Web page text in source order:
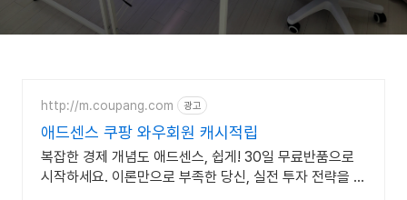
http://m.coupang.com 광고
애드센스 쿠팡 와우회원 캐시적립
복잡한 경제 개념도 애드센스, 쉽게! 30일 무료반품으로
시작하세요. 이론만으로 부족한 당신, 실전 투자 전략을 쿠